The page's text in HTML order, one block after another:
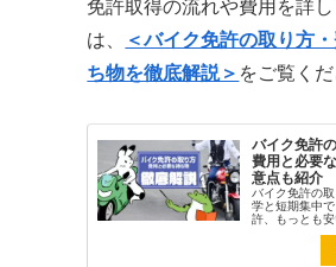
免許取得の流れや費用を詳
は、
＜バイク免許の取り方
ち物を徹底解説＞ をご覧くだ
バイク免許
費用と必要
意点も紹介
バイク免許の
学と短期集中
許、もっとも
試験(飛び込み)
は、バイク免
心者向けに分